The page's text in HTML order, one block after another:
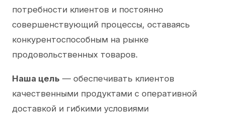
потребности клиентов и постоянно
совершенствующий процессы, оставаясь
конкурентоспособным на рынке
продовольственных товаров.
Наша цель — обеспечивать клиентов
качественными продуктами с оперативной
доставкой и гибкими условиями